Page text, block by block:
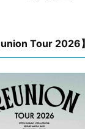
Tour 2026】